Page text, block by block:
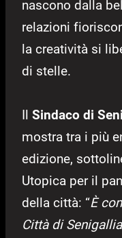
nascono dalla
relazioni
la creatività si
di stelle.
Il Sindaco di
mostra tra i più
edizione,
Utopica per il
della città: “È
Città di